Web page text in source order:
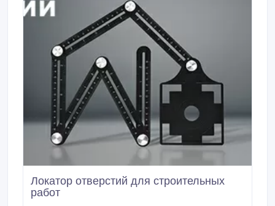
Локатор отверстий для строительных
работ